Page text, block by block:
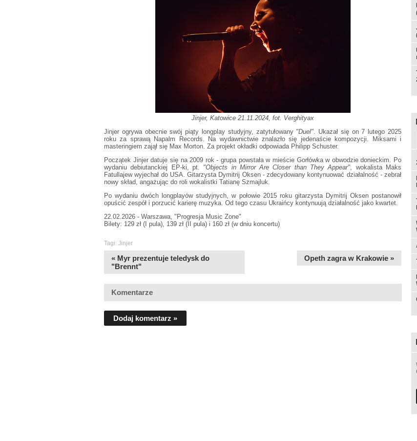
Jinjer, Katowice 21.11.2024, fot. Verghityax
Jinjer ogrywa obecnie swój piąty longplay studyjny, zatytułowany "Duel" . Ukazał się on 7 lutego 2025
roku za sprawą Napalm Records. Na wydawnictwie znalazło się jedenaście kompozycji. Miksami i
masteringiem zajął się Max Morton. Za projekt okładki odpowiada Philipp Schuster.
Początek Jinjer datuje się na 2009 rok - grupa powstała w mieście Gorłówka w obwodzie donieckim. Po
wydaniu debiutanckiej EP-ki, pt. "Objects in Mirror Are Closer than They Appear" , wokalista Maks
Fatullajew wyjechał do USA. Gitarzysta Dymitrij Oksen - zdecydowany kontynuować działalność - zebrał
nowy skład, angażując do roli wokalistki Tatianę Szmajluk.
Po wydaniu dwóch longplayów studyjnych, w połowie 2015 roku gitarzysta Dymitrij Oksen postanowił
opuścić zespół i porzucić karierę muzyka. Od tego czasu Ukraińcy kontynuują działalność jako kwartet.
22.02.2026 - Warszawa, "Progresja Music Zone"
Bilety: 129 zł (I pula), 139 zł (II pula) i 160 zł (w dniu koncertu)
Tagi: Jinjer
« Myr prezentuje teledysk do
"Brennt"
Opeth zagra w Krakowie »
Komentarze
Dodaj komentarz »